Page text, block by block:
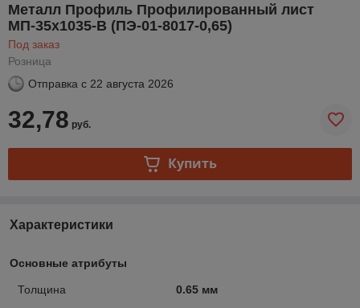
Металл Профиль Профилированный лист
МП-35x1035-B (ПЭ-01-8017-0,65)
Под заказ
Розница
Отправка с 22 августа 2026
32,78 руб.
Купить
Характеристики
Основные атрибуты
Толщина 0.65 мм